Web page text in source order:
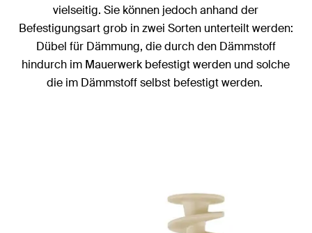
vielseitig. Sie können jedoch anhand der
Befestigungsart grob in zwei Sorten unterteilt werden:
Dübel für Dämmung, die durch den Dämmstoff
hindurch im Mauerwerk befestigt werden und solche
die im Dämmstoff selbst befestigt werden.